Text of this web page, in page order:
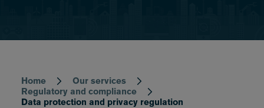
Breadcrumb
Home
Our services
Regulatory and compliance
Data protection and privacy regulation